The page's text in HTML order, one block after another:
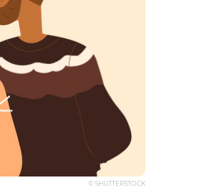
© SHUTTERSTOCK